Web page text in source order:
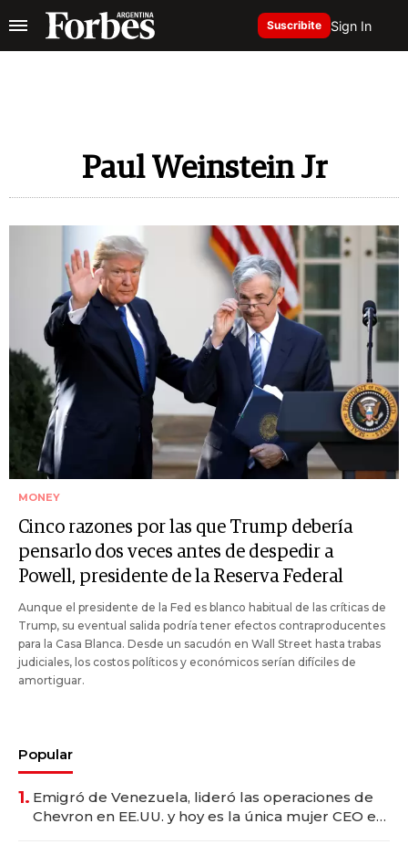
Suscribite Sign In
Paul Weinstein Jr
MONEY
Cinco razones por las que Trump debería
pensarlo dos veces antes de despedir a
Powell, presidente de la Reserva Federal
Aunque el presidente de la Fed es blanco habitual de las críticas de
Trump, su eventual salida podría tener efectos contraproducentes
para la Casa Blanca. Desde un sacudón en Wall Street hasta trabas
judiciales, los costos políticos y económicos serían difíciles de
amortiguar.
Popular
1. Emigró de Venezuela, lideró las operaciones de
Chevron en EE.UU. y hoy es la única mujer CEO en